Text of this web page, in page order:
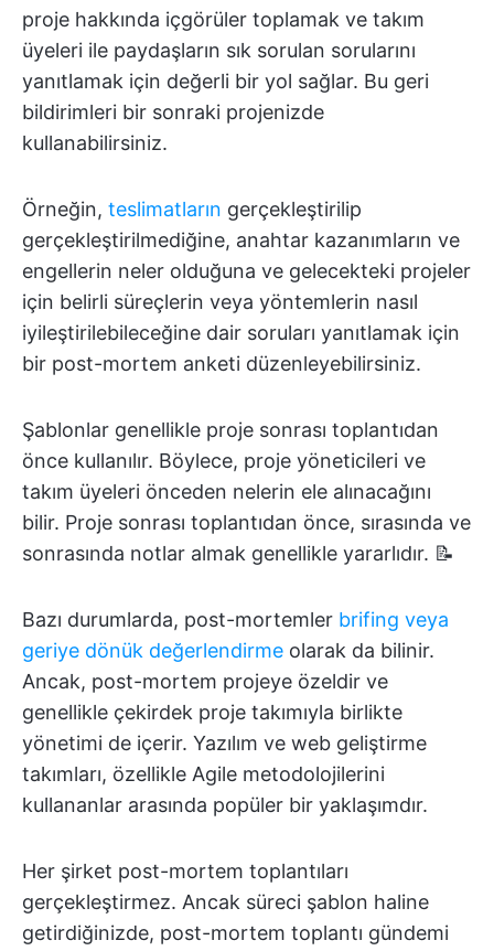
proje hakkında içgörüler toplamak ve takım
üyeleri ile paydaşların sık sorulan sorularını
yanıtlamak için değerli bir yol sağlar. Bu geri
bildirimleri bir sonraki projenizde
kullanabilirsiniz.
Örneğin, teslimatların gerçekleştirilip
gerçekleştirilmediğine, anahtar kazanımların ve
engellerin neler olduğuna ve gelecekteki projeler
için belirli süreçlerin veya yöntemlerin nasıl
iyileştirilebileceğine dair soruları yanıtlamak için
bir post-mortem anketi düzenleyebilirsiniz.
Şablonlar genellikle proje sonrası toplantıdan
önce kullanılır. Böylece, proje yöneticileri ve
takım üyeleri önceden nelerin ele alınacağını
bilir. Proje sonrası toplantıdan önce, sırasında ve
sonrasında notlar almak genellikle yararlıdır. 📝
Bazı durumlarda, post-mortemler brifing veya
geriye dönük değerlendirme olarak da bilinir.
Ancak, post-mortem projeye özeldir ve
genellikle çekirdek proje takımıyla birlikte
yönetimi de içerir. Yazılım ve web geliştirme
takımları, özellikle Agile metodolojilerini
kullananlar arasında popüler bir yaklaşımdır.
Her şirket post-mortem toplantıları
gerçekleştirmez. Ancak süreci şablon haline
getirdiğinizde, post-mortem toplantı gündemi